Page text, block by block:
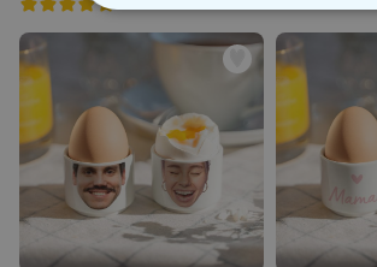
STRICTEMENT NÉCESSAIRE
PERFORMANCE
COMMERCIALISATION
NON CLASSÉ